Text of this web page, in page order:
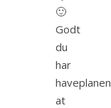
🙂
Godt
du
har
haveplanen
at